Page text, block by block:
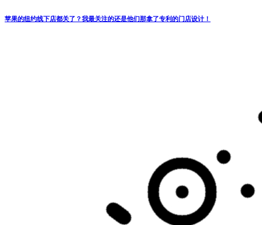
苹果的纽约线下店都关了？我最关注的还是他们那拿了专利的门店设计！